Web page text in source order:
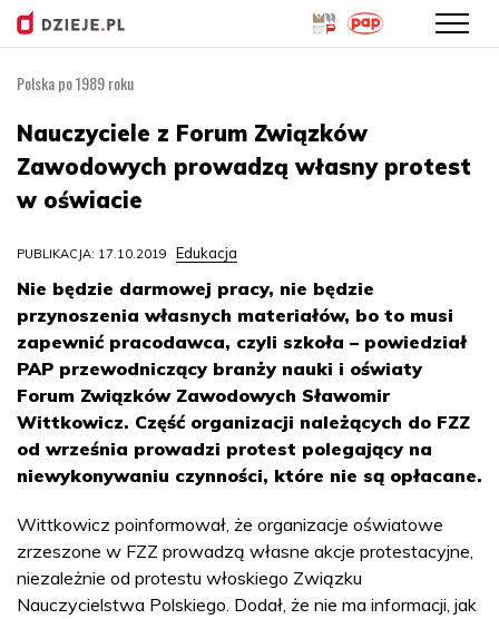
treści
Polska po 1989 roku
Nauczyciele z Forum Związków
Zawodowych prowadzą własny protest
w oświacie
PUBLIKACJA: 17.10.2019 Edukacja
Nie będzie darmowej pracy, nie będzie
przynoszenia własnych materiałów, bo to musi
zapewnić pracodawca, czyli szkoła – powiedział
PAP przewodniczący branży nauki i oświaty
Forum Związków Zawodowych Sławomir
Wittkowicz. Część organizacji należących do FZZ
od września prowadzi protest polegający na
niewykonywaniu czynności, które nie są opłacane.
Wittkowicz poinformował, że organizacje oświatowe
zrzeszone w FZZ prowadzą własne akcje protestacyjne,
niezależnie od protestu włoskiego Związku
Nauczycielstwa Polskiego. Dodał, że nie ma informacji, jak